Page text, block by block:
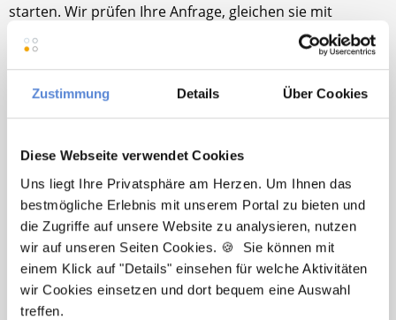
Zustimmung Details Über Cookies
Diese Webseite verwendet Cookies
Uns liegt Ihre Privatsphäre am Herzen. Um Ihnen das
bestmögliche Erlebnis mit unserem Portal zu bieten und
die Zugriffe auf unsere Website zu analysieren, nutzen
wir auf unseren Seiten Cookies. 🍪 Sie können mit
einem Klick auf "Details" einsehen für welche Aktivitäten
wir Cookies einsetzen und dort bequem eine Auswahl
treffen.
starten. Wir prüfen Ihre Anfrage, gleichen sie mit
passenden Stellenangeboten ab und unterstützen Sie
auf dem Weg in Ihren neuen Job in der Hausarztpraxis.
Ihre Frage wurde noch nicht geklärt? Besuchen Sie
unserenFAQ-Bereichfür Bewerber oder nehmen Sie
Häufige Fragen zum MFA
Quereinstieg
Kann man als Quereinsteiger in einer
Arztpraxis arbeiten?